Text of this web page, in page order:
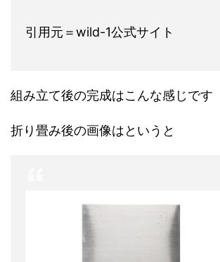
引用元＝wild-1公式サイト
組み立て後の完成はこんな感じです
折り畳み後の画像はというと